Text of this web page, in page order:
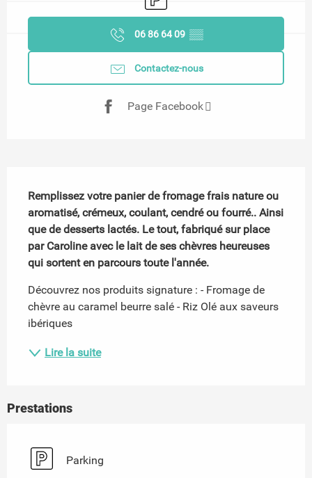
06 86 64 09 ▒▒
Contactez-nous
Page Facebook
Remplissez votre panier de fromage frais nature ou
aromatisé, crémeux, coulant, cendré ou fourré.. Ainsi
que de desserts lactés. Le tout, fabriqué sur place
par Caroline avec le lait de ses chèvres heureuses
qui sortent en parcours toute l'année.
Découvrez nos produits signature : - Fromage de
chèvre au caramel beurre salé - Riz Olé aux saveurs
ibériques
Lire la suite
Prestations
Parking